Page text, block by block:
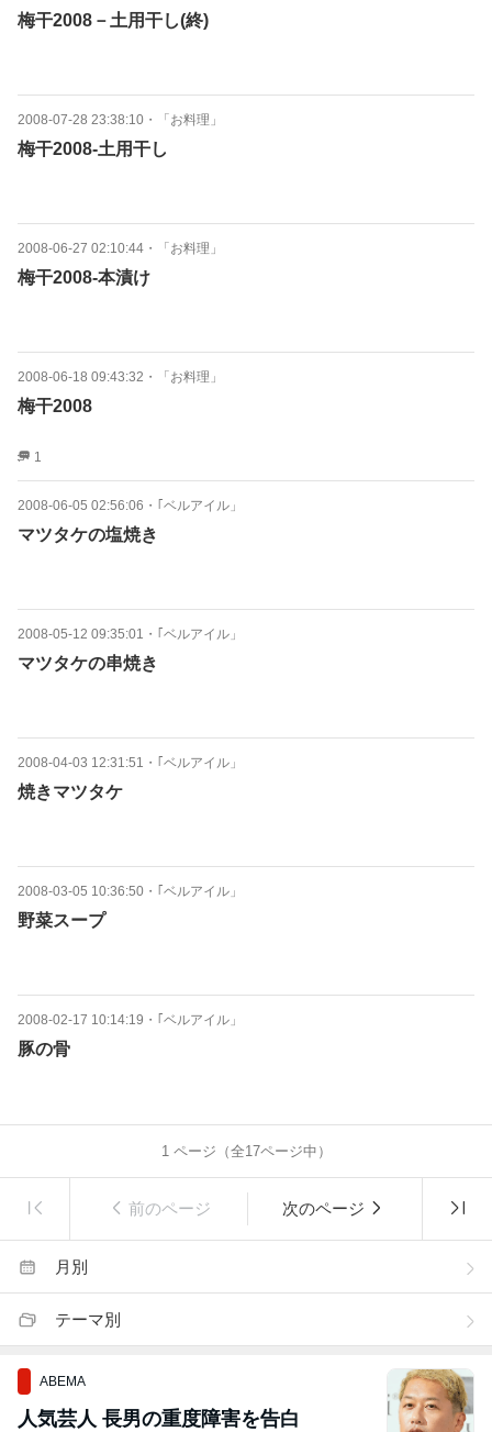
梅干2008－土用干し(終)
2008-07-28 23:38:10 ・ 「お料理」
梅干2008-土用干し
2008-06-27 02:10:44 ・ 「お料理」
梅干2008-本漬け
2008-06-18 09:43:32 ・ 「お料理」
梅干2008
1
2008-06-05 02:56:06 ・ ｢ベルアイル」
マツタケの塩焼き
2008-05-12 09:35:01 ・ ｢ベルアイル」
マツタケの串焼き
2008-04-03 12:31:51 ・ ｢ベルアイル」
焼きマツタケ
2008-03-05 10:36:50 ・ ｢ベルアイル」
野菜スープ
2008-02-17 10:14:19 ・ ｢ベルアイル」
豚の骨
1ページ（全17ページ中）
前のページ 次のページ
月別
テーマ別
ABEMA
人気芸人 長男の重度障害を告白